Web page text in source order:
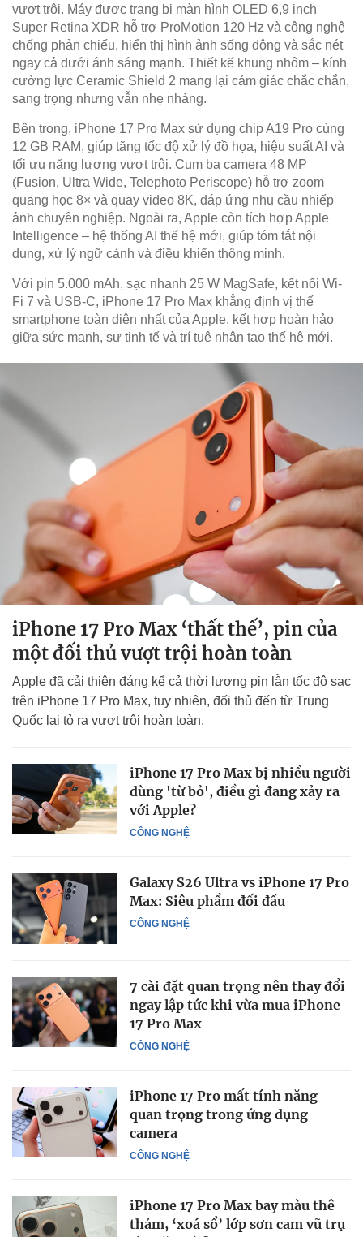
vượt trội. Máy được trang bị màn hình OLED 6,9 inch
Super Retina XDR hỗ trợ ProMotion 120 Hz và công nghệ
chống phản chiếu, hiển thị hình ảnh sống động và sắc nét
ngay cả dưới ánh sáng mạnh. Thiết kế khung nhôm – kính
cường lực Ceramic Shield 2 mang lại cảm giác chắc chắn,
sang trọng nhưng vẫn nhẹ nhàng.
Bên trong, iPhone 17 Pro Max sử dụng chip A19 Pro cùng
12 GB RAM, giúp tăng tốc độ xử lý đồ họa, hiệu suất AI và
tối ưu năng lượng vượt trội. Cụm ba camera 48 MP
(Fusion, Ultra Wide, Telephoto Periscope) hỗ trợ zoom
quang học 8× và quay video 8K, đáp ứng nhu cầu nhiếp
ảnh chuyên nghiệp. Ngoài ra, Apple còn tích hợp Apple
Intelligence – hệ thống AI thế hệ mới, giúp tóm tắt nội
dung, xử lý ngữ cảnh và điều khiển thông minh.
Với pin 5.000 mAh, sạc nhanh 25 W MagSafe, kết nối Wi-
Fi 7 và USB-C, iPhone 17 Pro Max khẳng định vị thế
smartphone toàn diện nhất của Apple, kết hợp hoàn hảo
giữa sức mạnh, sự tinh tế và trí tuệ nhân tạo thế hệ mới.
iPhone 17 Pro Max ‘thất thế’, pin của
một đối thủ vượt trội hoàn toàn
Apple đã cải thiện đáng kể cả thời lượng pin lẫn tốc độ sạc
trên iPhone 17 Pro Max, tuy nhiên, đối thủ đến từ Trung
Quốc lại tỏ ra vượt trội hoàn toàn.
CÔNG NGHỆ
iPhone 17 Pro Max bị nhiều người
dùng 'từ bỏ', điều gì đang xảy ra
với Apple?
CÔNG NGHỆ
Galaxy S26 Ultra vs iPhone 17 Pro
Max: Siêu phẩm đối đầu
CÔNG NGHỆ
7 cài đặt quan trọng nên thay đổi
ngay lập tức khi vừa mua iPhone
17 Pro Max
CÔNG NGHỆ
iPhone 17 Pro mất tính năng
quan trọng trong ứng dụng
camera
iPhone 17 Pro Max bay màu thê
thảm, ‘xoá sổ’ lớp sơn cam vũ trụ